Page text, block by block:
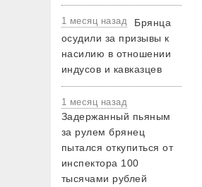
1 месяц назад
Брянца
осудили за призывы к
насилию в отношении
индусов и кавказцев
1 месяц назад
Задержанный пьяным
за рулем брянец
пытался откупиться от
инспектора 100
тысячами рублей